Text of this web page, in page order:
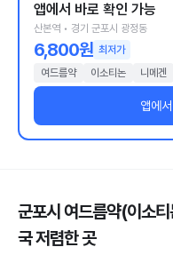
앱에서 바로 확인 가능
산본역 • 경기 군포시 광정동
6,800원 최저가
여드름약
이소티논 니메겐
앱에
군포시 여드름약(이소
국 저렴한 곳